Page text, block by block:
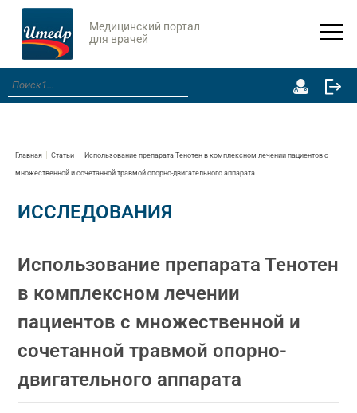
Медицинский портал
для врачей
Главная Статьи Использование препарата Тенотен в комплексном лечении пациентов с
множественной и сочетанной травмой опорно-двигательного аппарата
ИССЛЕДОВАНИЯ
Использование препарата Тенотен
в комплексном лечении
пациентов с множественной и
сочетанной травмой опорно-
двигательного аппарата